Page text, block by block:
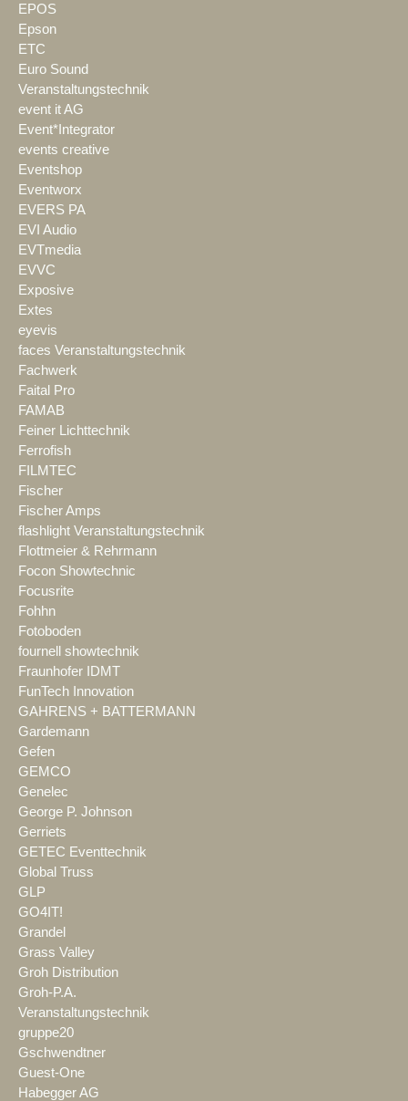
EPOS
Epson
ETC
Euro Sound
Veranstaltungstechnik
event it AG
Event*Integrator
events creative
Eventshop
Eventworx
EVERS PA
EVI Audio
EVTmedia
EVVC
Exposive
Extes
eyevis
faces Veranstaltungstechnik
Fachwerk
Faital Pro
FAMAB
Feiner Lichttechnik
Ferrofish
FILMTEC
Fischer
Fischer Amps
flashlight Veranstaltungstechnik
Flottmeier & Rehrmann
Focon Showtechnic
Focusrite
Fohhn
Fotoboden
fournell showtechnik
Fraunhofer IDMT
FunTech Innovation
GAHRENS + BATTERMANN
Gardemann
Gefen
GEMCO
Genelec
George P. Johnson
Gerriets
GETEC Eventtechnik
Global Truss
GLP
GO4IT!
Grandel
Grass Valley
Groh Distribution
Groh-P.A.
Veranstaltungstechnik
gruppe20
Gschwendtner
Guest-One
Habegger AG